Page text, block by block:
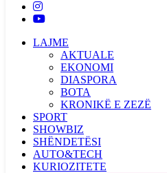
LAJME
AKTUALE
EKONOMI
DIASPORA
BOTA
KRONIKË E ZEZË
SPORT
SHOWBIZ
SHËNDETËSI
AUTO&TECH
KURIOZITETE